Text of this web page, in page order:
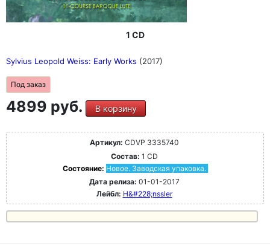
1 CD
Sylvius Leopold Weiss: Early Works (2017)
Под заказ
4899 руб. В корзину
Артикул: CDVP 3335740
Состав: 1 CD
Состояние: Новое. Заводская упаковка.
Дата релиза: 01-01-2017
Лейбл: H&#228;nssler